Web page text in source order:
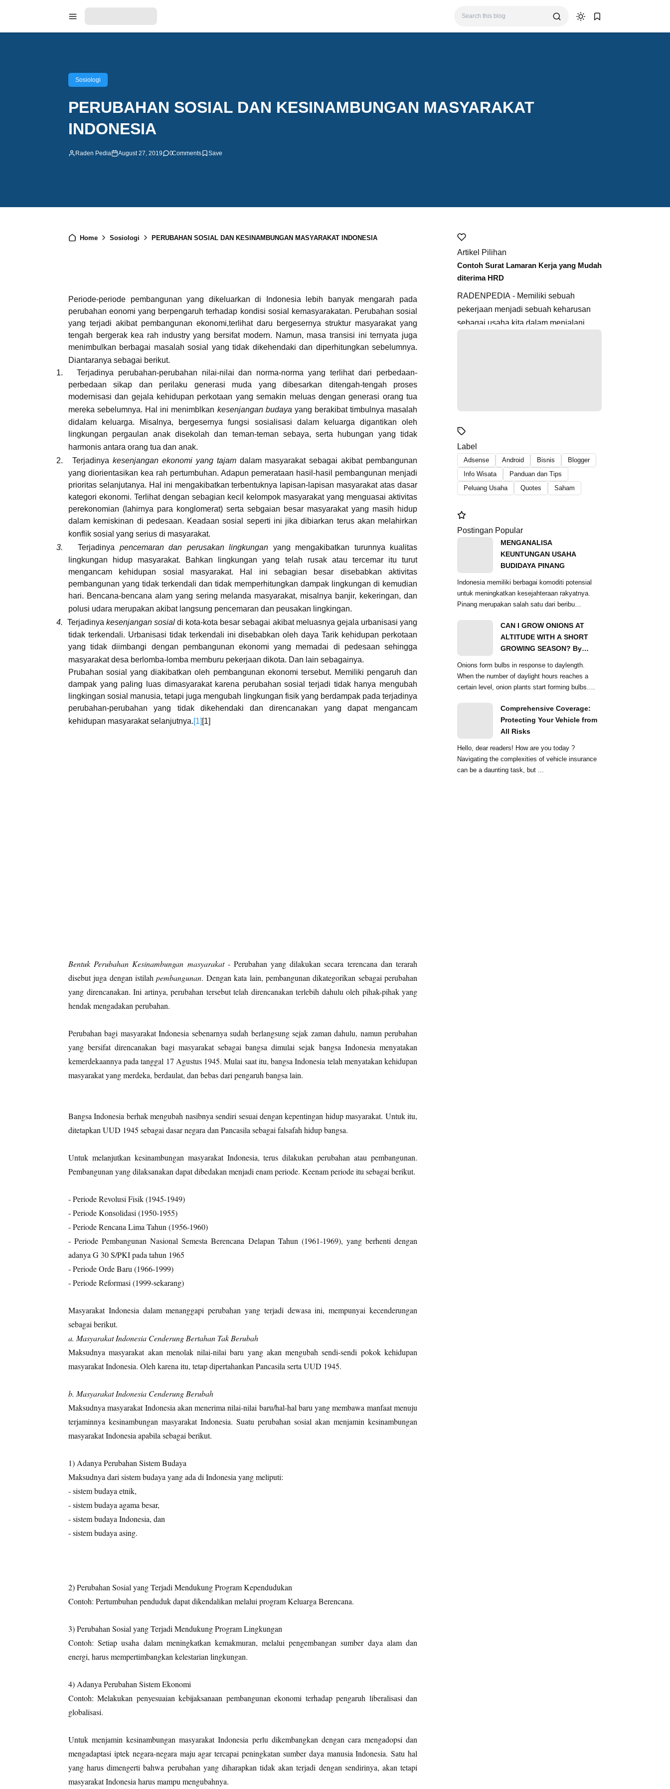
Sosiologi
PERUBAHAN SOSIAL DAN KESINAMBUNGAN MASYARAKAT
INDONESIA
Raden Pedia August 27, 2019 0Comments
Home Sosiologi PERUBAHAN SOSIAL DAN KESINAMBUNGAN MASYARAKAT INDONESIA
Periode-periode pembangunan yang dikeluarkan di Indonesia lebih banyak mengarah pada
perubahan eonomi yang berpengaruh terhadap kondisi sosial kemasyarakatan. Perubahan sosial
yang terjadi akibat pembangunan ekonomi,terlihat daru bergesernya struktur masyarakat yang
tengah bergerak kea rah industry yang bersifat modern. Namun, masa transisi ini ternyata juga
menimbulkan berbagai masalah sosial yang tidak dikehendaki dan diperhitungkan sebelumnya.
Diantaranya sebagai berikut.
1.
Terjadinya perubahan-perubahan nilai-nilai dan norma-norma yang terlihat dari perbedaan-
perbedaan sikap dan perilaku generasi muda yang dibesarkan ditengah-tengah proses
modernisasi dan gejala kehidupan perkotaan yang semakin meluas dengan generasi orang tua
mereka sebelumnya. Hal ini menimblkan kesenjangan budaya yang berakibat timbulnya masalah
didalam keluarga. Misalnya, bergesernya fungsi sosialisasi dalam keluarga digantikan oleh
lingkungan pergaulan anak disekolah dan teman-teman sebaya, serta hubungan yang tidak
harmonis antara orang tua dan anak.
2.
Terjadinyakesenjangan ekonomi yang tajamdalam masyarakat sebagai akibat pembangunan
yang diorientasikan kea rah pertumbuhan. Adapun pemerataan hasil-hasil pembangunan menjadi
prioritas selanjutanya. Hal ini mengakibatkan terbentuknya lapisan-lapisan masyarakat atas dasar
kategori ekonomi. Terlihat dengan sebagian kecil kelompok masyarakat yang menguasai aktivitas
perekonomian (lahirnya para konglomerat) serta sebgaian besar masyarakat yang masih hidup
dalam kemiskinan di pedesaan. Keadaan sosial seperti ini jika dibiarkan terus akan melahirkan
konflik sosial yang serius di masyarakat.
3.
Terjadinya pencemaran dan perusakan lingkungan yang mengakibatkan turunnya kualitas
lingkungan hidup masyarakat. Bahkan lingkungan yang telah rusak atau tercemar itu turut
mengancam kehidupan sosial masyarakat. Hal ini sebagian besar disebabkan aktivitas
pembangunan yang tidak terkendali dan tidak memperhitungkan dampak lingkungan di kemudian
hari. Bencana-bencana alam yang sering melanda masyarakat, misalnya banjir, kekeringan, dan
polusi udara merupakan akibat langsung pencemaran dan peusakan lingkingan.
4. Terjadinya kesenjangan sosial di kota-kota besar sebagai akibat meluasnya gejala urbanisasi yang
tidak terkendali. Urbanisasi tidak terkendali ini disebabkan oleh daya Tarik kehidupan perkotaan
yang tidak diimbangi dengan pembangunan ekonomi yang memadai di pedesaan sehingga
masyarakat desa berlomba-lomba memburu pekerjaan dikota. Dan lain sebagainya.
Prubahan sosial yang diakibatkan oleh pembangunan ekonomi tersebut. Memiliki pengaruh dan
dampak yang paling luas dimasyarakat karena perubahan sosial terjadi tidak hanya mengubah
lingkingan sosial manusia, tetapi juga mengubah lingkungan fisik yang berdampak pada terjadinya
perubahan-perubahan yang tidak dikehendaki dan direncanakan yang dapat mengancam
kehidupan masyarakat selanjutnya.[1] [1]
Bentuk Perubahan Kesinambungan masyarakat- Perubahan yang dilakukan secara terencana dan terarah
disebut juga dengan istilahpembangunan. Dengan kata lain, pembangunan dikategorikan sebagai perubahan
yang direncanakan. Ini artinya, perubahan tersebut telah direncanakan terlebih dahulu oleh pihak-pihak yang
hendak mengadakan perubahan.
Perubahan bagi masyarakat Indonesia sebenarnya sudah berlangsung sejak zaman dahulu, namun perubahan
yang bersifat direncanakan bagi masyarakat sebagai bangsa dimulai sejak bangsa Indonesia menyatakan
kemerdekaannya pada tanggal 17 Agustus 1945. Mulai saat itu, bangsa Indonesia telah menyatakan kehidupan
masyarakat yang merdeka, berdaulat, dan bebas dari pengaruh bangsa lain.
Bangsa Indonesia berhak mengubah nasibnya sendiri sesuai dengan kepentingan hidup masyarakat. Untuk itu,
ditetapkan UUD 1945 sebagai dasar negara dan Pancasila sebagai falsafah hidup bangsa.
Untuk melanjutkan kesinambungan masyarakat Indonesia, terus dilakukan perubahan atau pembangunan.
Pembangunan yang dilaksanakan dapat dibedakan menjadi enam periode. Keenam periode itu sebagai berikut.
- Periode Revolusi Fisik (1945-1949)
- Periode Konsolidasi (1950-1955)
- Periode Rencana Lima Tahun (1956-1960)
- Periode Pembangunan Nasional Semesta Berencana Delapan Tahun (1961-1969), yang berhenti dengan
adanya G 30 S/PKI pada tahun 1965
- Periode Orde Baru (1966-1999)
- Periode Reformasi (1999-sekarang)
Masyarakat Indonesia dalam menanggapi perubahan yang terjadi dewasa ini, mempunyai kecenderungan
sebagai berikut.
a. Masyarakat Indonesia Cenderung Bertahan Tak Berubah
Maksudnya masyarakat akan menolak nilai-nilai baru yang akan mengubah sendi-sendi pokok kehidupan
masyarakat Indonesia. Oleh karena itu, tetap dipertahankan Pancasila serta UUD 1945.
b. Masyarakat Indonesia Cenderung Berubah
Maksudnya masyarakat Indonesia akan menerima nilai-nilai baru/hal-hal baru yang membawa manfaat menuju
terjaminnya kesinambungan masyarakat Indonesia. Suatu perubahan sosial akan menjamin kesinambungan
masyarakat Indonesia apabila sebagai berikut.
1) Adanya Perubahan Sistem Budaya
Maksudnya dari sistem budaya yang ada di Indonesia yang meliputi:
- sistem budaya etnik,
- sistem budaya agama besar,
- sistem budaya Indonesia, dan
- sistem budaya asing.
2) Perubahan Sosial yang Terjadi Mendukung Program Kependudukan
Contoh: Pertumbuhan penduduk dapat dikendalikan melalui program Keluarga Berencana.
3) Perubahan Sosial yang Terjadi Mendukung Program Lingkungan
Contoh: Setiap usaha dalam meningkatkan kemakmuran, melalui pengembangan sumber daya alam dan
energi, harus mempertimbangkan kelestarian lingkungan.
4) Adanya Perubahan Sistem Ekonomi
Contoh: Melakukan penyesuaian kebijaksanaan pembangunan ekonomi terhadap pengaruh liberalisasi dan
globalisasi.
Untuk menjamin kesinambungan masyarakat Indonesia perlu dikembangkan dengan cara mengadopsi dan
mengadaptasi iptek negara-negara maju agar tercapai peningkatan sumber daya manusia Indonesia. Satu hal
yang harus dimengerti bahwa perubahan yang diharapkan tidak akan terjadi dengan sendirinya, akan tetapi
masyarakat Indonesia harus mampu mengubahnya.
Artikel Pilihan
Contoh Surat Lamaran Kerja yang Mudah
diterima HRD
RADENPEDIA - Memiliki sebuah
pekerjaan menjadi sebuah keharusan
sebagai usaha kita dalam menjalani
Label
Adsense Android Bisnis
Blogger
Info Wisata
Panduan dan Tips
Peluang Usaha
Quotes Saham
Postingan Popular
MENGANALISA
KEUNTUNGAN USAHA
BUDIDAYA PINANG
Indonesia memiliki berbagai komoditi potensial
untuk meningkatkan kesejahteraan rakyatnya.
Pinang merupakan salah satu dari beribu
CAN I GROW ONIONS AT
ALTITUDE WITH A SHORT
GROWING SEASON? By
Onions form bulbs in response to daylength.
When the number of daylight hours reaches a
certain level, onion plants start forming bulbs.
Comprehensive Coverage:
Protecting Your Vehicle from
All Risks
Hello, dear readers! How are you today ?
Navigating the complexities of vehicle insurance
can be a daunting task, but ...